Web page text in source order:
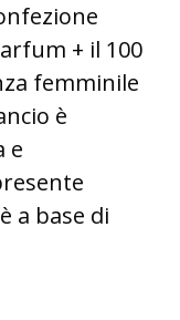
+ il 100
femminile
è
e
a base di